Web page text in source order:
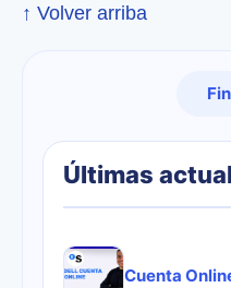
↑ Volver arriba
Últimas
Cuenta